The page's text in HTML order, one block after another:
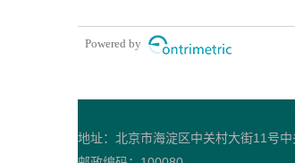
Powered by
地址：北京市海淀区中关村大街11号